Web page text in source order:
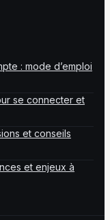
: mode d’emploi
se connecter et
et conseils
et enjeux à